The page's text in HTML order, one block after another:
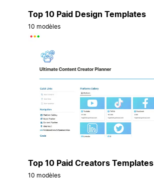
Top 10 Paid Design Templates
10 modèles
Top 10 Paid Creators Templates
10 modèles